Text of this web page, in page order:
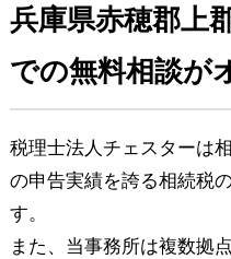
兵庫県赤穂郡上
での無料相談が
税理士法人チェスターは
の申告実績を誇る相続税
す。
また、当事務所は複数拠